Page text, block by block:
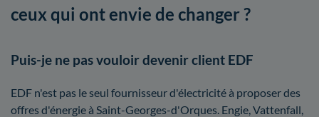
ceux qui ont envie de changer ?
Puis-je ne pas vouloir devenir client EDF
EDF n'est pas le seul fournisseur d'électricité à proposer des
offres d'énergie à Saint-Georges-d'Orques. Engie, Vattenfall,